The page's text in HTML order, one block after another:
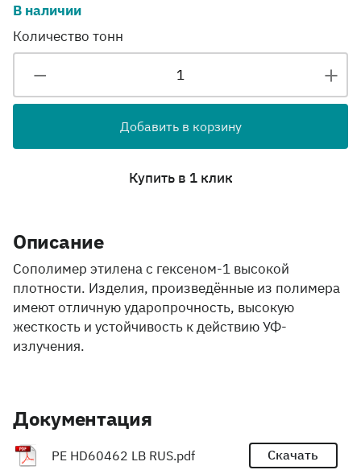
В наличии
Количество тонн
Добавить в корзину
Купить в 1 клик
Описание
Cополимер этилена с гексеном-1 высокой
плотности. Изделия, произведённые из полимера
имеют отличную ударопрочность, высокую
жесткость и устойчивость к действию УФ-
излучения.
Документация
PE HD60462 LB RUS.pdf Скачать